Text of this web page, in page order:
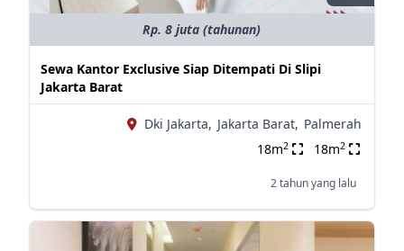
Rp. 8 juta (tahunan)
Sewa Kantor Exclusive Siap Ditempati Di Slipi
Jakarta Barat
Dki Jakarta, Jakarta Barat, Palmerah
18m2 18m2
2 tahun yang lalu